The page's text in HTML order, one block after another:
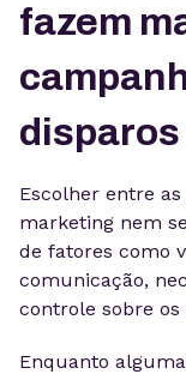
fazem
disparos
Escolher entre
marketing nem
de fatores como
comunicação,
controle sobre os
Enquanto